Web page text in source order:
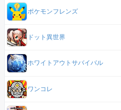
ポケモンフレンズ
ドット異世界
ホワイトアウトサバイバル
ワンコレ